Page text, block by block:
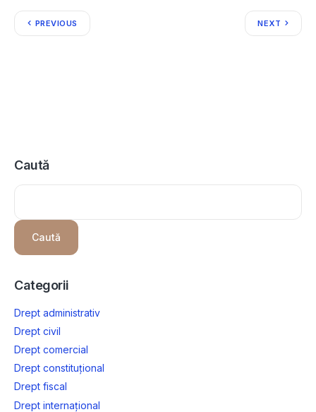
PREVIOUS NEXT
Caută
Caută
Categorii
Drept administrativ
Drept civil
Drept comercial
Drept constituțional
Drept fiscal
Drept internațional